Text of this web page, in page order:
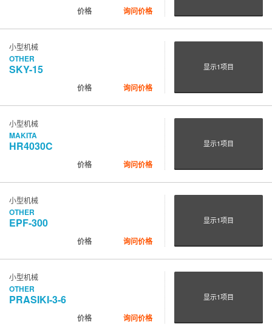
价格 询问价格
小型机械
OTHER
SKY-15
价格 询问价格
显示1项目
小型机械
MAKITA
HR4030C
价格 询问价格
显示1项目
小型机械
OTHER
EPF-300
价格 询问价格
显示1项目
小型机械
OTHER
PRASIKI-3-6
价格 询问价格
显示1项目